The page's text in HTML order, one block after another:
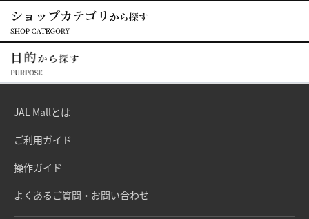
JAL Mallとは
ご利用ガイド
操作ガイド
よくあるご質問・お問い合わせ